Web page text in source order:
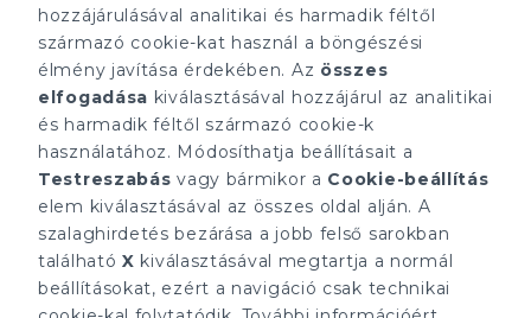
ÁRFOLYAM 06/08/2026
EUR 363.03 HUF
CÉGÜNK
Zrt.
Rólunk
A Tecnocasa csoport
tecnocasa.hu
Zrt.
1068 Budapest, Király
utca 102
info@tecnocasa.hu
hozzájárulásával analitikai és harmadik féltől
származó cookie-kat használ a böngészési
élmény javítása érdekében. Az összes
elfogadása kiválasztásával hozzájárul az analitikai
és harmadik féltől származó cookie-k
használatához. Módosíthatja beállításait a
Testreszabás vagy bármikor a Cookie-beállítás
elem kiválasztásával az összes oldal alján. A
szalaghirdetés bezárása a jobb felső sarokban
található X kiválasztásával megtartja a normál
beállításokat, ezért a navigáció csak technikai